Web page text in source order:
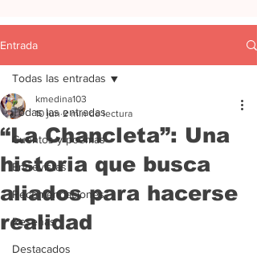
Entrada
Todas las entradas
Cuentos y poemas
Entrevistas
Recomendaciones
Reseñas
Destacados
Todas las entradas
“La Chancleta”: Una
historia que busca
aliados para hacerse
realidad
kmedina103
10 jun 2 min de lectura